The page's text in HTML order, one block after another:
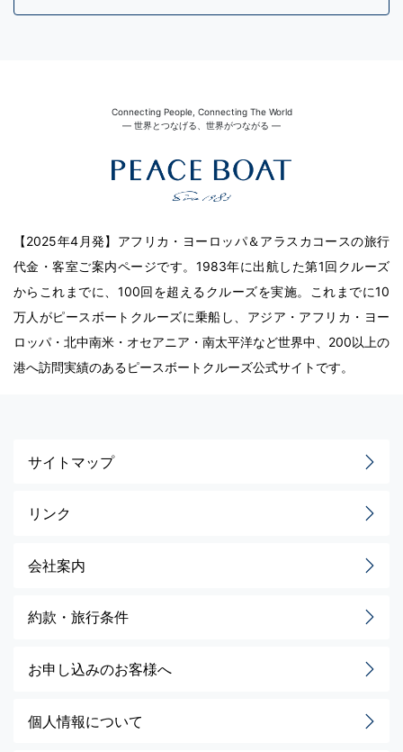
Connecting People, Connecting The World
― 世界とつなげる、世界がつながる ―
【2025年4月発】アフリカ・ヨーロッパ＆アラスカコースの旅行
代金・客室ご案内ページです。1983年に出航した第1回クルーズ
からこれまでに、100回を超えるクルーズを実施。これまでに10
万人がピースボートクルーズに乗船し、アジア・アフリカ・ヨー
ロッパ・北中南米・オセアニア・南太平洋など世界中、200以上の
港へ訪問実績のあるピースボートクルーズ公式サイトです。
サイトマップ
リンク
会社案内
約款・旅行条件
お申し込みのお客様へ
個人情報について